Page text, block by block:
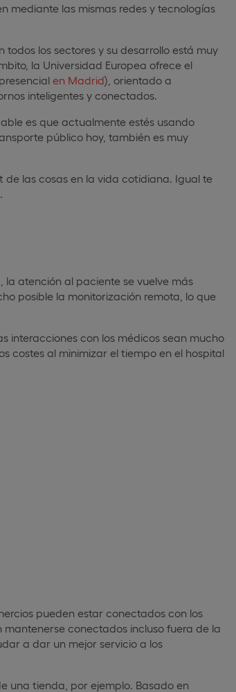
mediante las mismas redes y tecnologías
los sectores y su desarrollo está muy
la Universidad Europea ofrece el
en Madrid), orientado a
inteligentes y conectados.
es que actualmente estés usando
público hoy, también es muy
de las cosas en la vida cotidiana. Igual te
la atención al paciente se vuelve más
posible la monitorización remota, lo que
interacciones con los médicos sean mucho
costes al minimizar el tiempo en el hospital
pueden estar conectados con los
conectados incluso fuera de la
a dar un mejor servicio a los
una tienda, por ejemplo. Basado en